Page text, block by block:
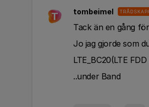
T tombeimel
Tack än en gång
Jo jag gjorde som
LTE_BC20(LTE
..under Band